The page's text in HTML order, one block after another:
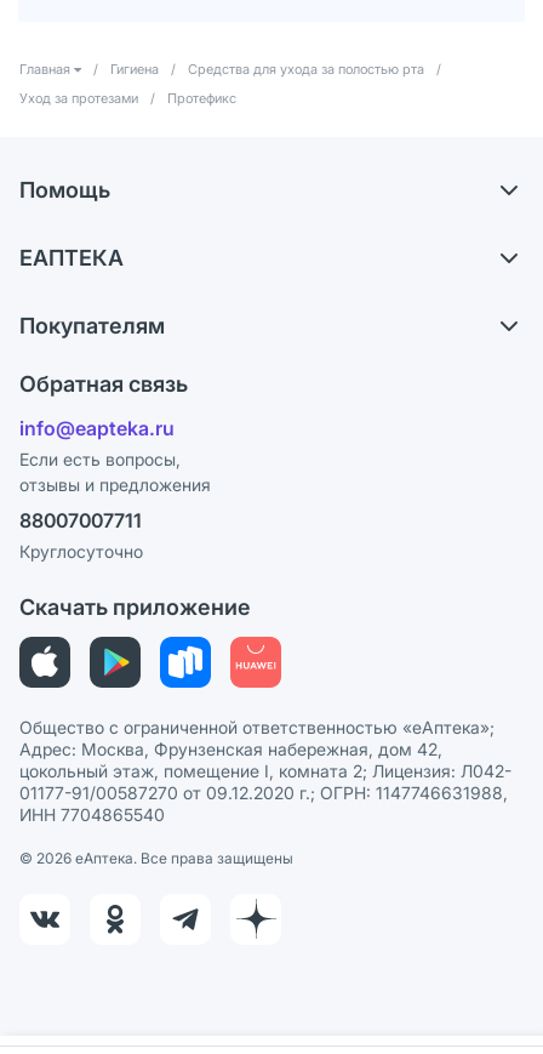
Главная / Гигиена / Средства для ухода за полостью рта
/
Уход за протезами
/ Протефикс
Помощь
Обмен и возврат
Блог
ЕАПТЕКА
Карьера
Поставщики
Лицензия
Реклама на сайте
Ваши товары на ЕАПТЕКЕ
Покупателям
Программа СберСпасибо
Политика конфиденциальности
Пользовательское соглашение
Политика рекомендаций
Этика и соответствие
Политика в отношении обработки персональных данных
Обратная связь
info@eapteka.ru
Если есть вопросы,
отзывы и предложения
88007007711
Круглосуточно
Скачать приложение
Общество с ограниченной ответственностью «еАптека»;
Адрес: Москва, Фрунзенская набережная, дом 42,
цокольный этаж, помещение I, комната 2; Лицензия: Л042-
01177-91/00587270 от 09.12.2020 г.; ОГРН: 1147746631988,
ИНН 7704865540
© 2026 eАптека. Все права защищены